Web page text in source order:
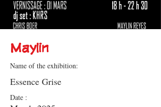
Maylin
Name of the exhibition:
Essence Grise
Date :